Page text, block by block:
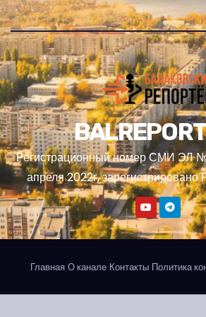
Регистрационный номер СМИ ЭЛ
апреля 2022г, зарегистрировано
Главная О канале Контакты Политика